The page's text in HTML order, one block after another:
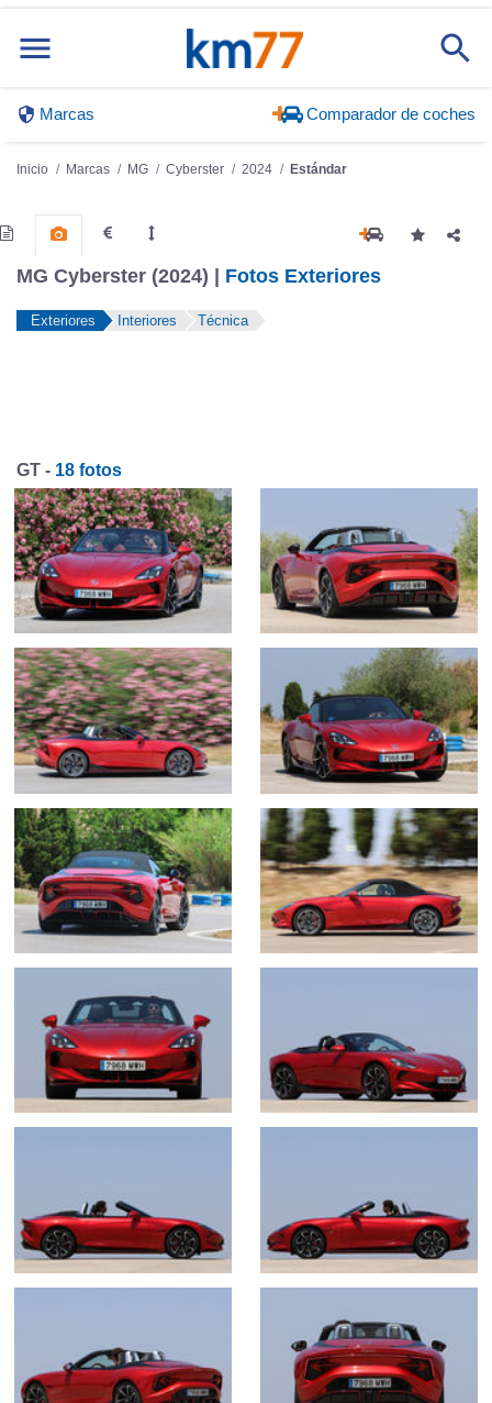
Marcas Comparador de coches
Inicio Marcas MG Cyberster 2024 Estándar
MG Cyberster (2024) | Fotos Exteriores
Exteriores Interiores Técnica
GT - 18 fotos